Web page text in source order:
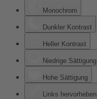
Monochrom
Dunkler Kontrast
Heller Kontrast
Niedrige Sättigung
Hohe Sättigung
Links hervorheben